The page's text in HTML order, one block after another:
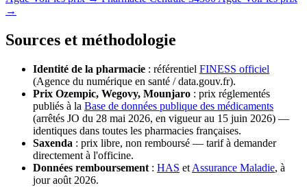
→
Sources et méthodologie
Identité de la pharmacie : référentiel FINESS officiel
(Agence du numérique en santé / data.gouv.fr).
Prix Ozempic, Wegovy, Mounjaro : prix réglementés
publiés à la Base de données publique des médicaments
(arrêtés JO du 28 mai 2026, en vigueur au 15 juin 2026) —
identiques dans toutes les pharmacies françaises.
Saxenda : prix libre, non remboursé — tarif à demander
directement à l'officine.
Données remboursement : HAS et Assurance Maladie, à
jour août 2026.